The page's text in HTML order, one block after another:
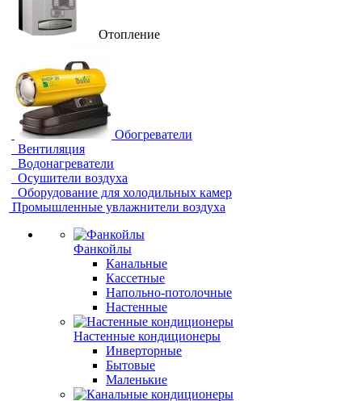
Отопление
Обогреватели
Вентиляция
Водонагреватели
Осушители воздуха
Оборудование для холодильных камер
Промышленные увлажнители воздуха
Фанкойлы
Канальные
Кассетные
Напольно-потолочные
Настенные
Настенные кондиционеры
Инверторные
Бытовые
Маленькие